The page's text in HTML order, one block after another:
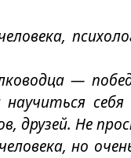
—
себя
друзей. Не
но